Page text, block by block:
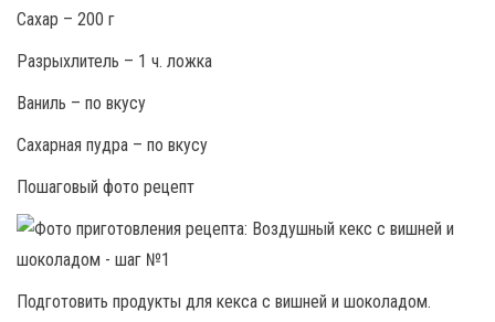
Сахар – 200 г
Разрыхлитель – 1 ч. ложка
Ваниль – по вкусу
Сахарная пудра – по вкусу
Пошаговый фото рецепт
Подготовить продукты для кекса с вишней и шоколадом.